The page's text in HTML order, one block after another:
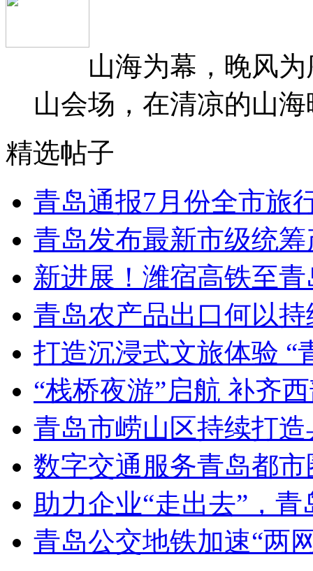
山海为幕，晚风为
山会场，在清凉的山
精选帖子
青岛通报7月份全市旅
青岛发布最新市级统
新进展！潍宿高铁至
青岛农产品出口何以持
打造沉浸式文旅体验 “
“栈桥夜游”启航 补齐
青岛市崂山区持续打
数字交通服务青岛都
助力企业“走出去”，
青岛公交地铁加速“两